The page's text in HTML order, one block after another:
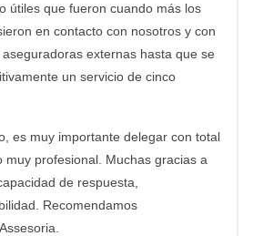
útiles que fueron cuando más los
en contacto con nosotros y con
externas hasta que se
un servicio de cinco
es muy importante delegar con total
muy profesional. Muchas gracias a
de respuesta,
Recomendamos